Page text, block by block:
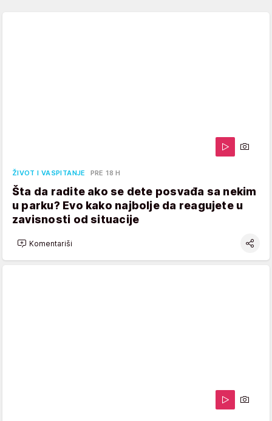
ŽIVOT I VASPITANJE PRE 18 H
Šta da radite ako se dete posvađa sa nekim
u parku? Evo kako najbolje da reagujete u
zavisnosti od situacije
Komentariši